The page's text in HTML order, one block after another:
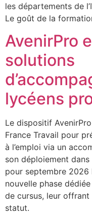
les départements de
Le goût de la
AvenirPro
solutions
lycéens
Le dispositif
France Travail pour
à l’emploi via un
son déploiement dans
pour septembre 2026
nouvelle phase
de cursus, leur
statut.